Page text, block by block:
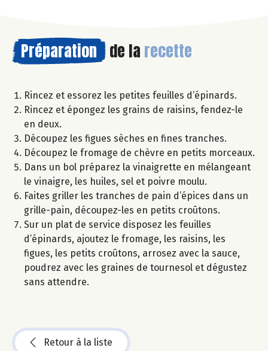
Préparation de la recette
Rincez et essorez les petites feuilles d’épinards.
Rincez et épongez les grains de raisins, fendez-le
en deux.
Découpez les figues sèches en fines tranches.
Découpez le fromage de chèvre en petits morceaux.
Dans un bol préparez la vinaigrette en mélangeant
le vinaigre, les huiles, sel et poivre moulu.
Faites griller les tranches de pain d’épices dans un
grille-pain, découpez-les en petits croûtons.
Sur un plat de service disposez les feuilles
d’épinards, ajoutez le fromage, les raisins, les
figues, les petits croûtons, arrosez avec la sauce,
poudrez avec les graines de tournesol et dégustez
sans attendre.
Retour à la liste